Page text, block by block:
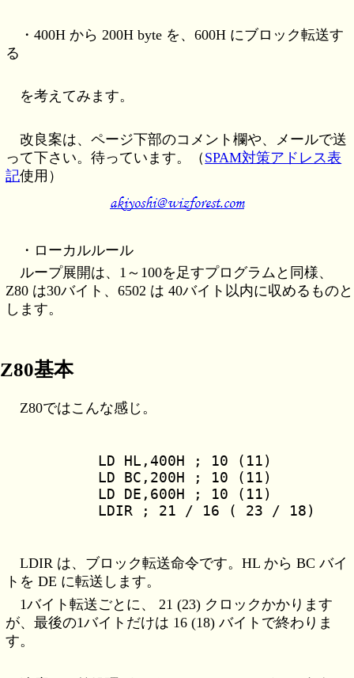
・400H から 200H byte を、600H にブロック転送す
る
を考えてみます。
改良案は、ページ下部のコメント欄や、メールで送
って下さい。待っています。（ SPAM対策アドレス表
記使用）
・ローカルルール
ループ展開は、1～100を足すプログラムと同様、
Z80 は30バイト、6502 は 40バイト以内に収めるものと
します。
Z80基本
Z80ではこんな感じ。
LDIR は、ブロック転送命令です。HL から BC バイ
トを DE に転送します。
1バイト転送ごとに、 21 (23) クロックかかります
が、最後の1バイトだけは 16 (18) バイトで終わりま
す。